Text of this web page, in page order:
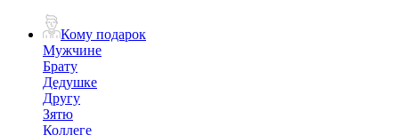
Кому подарок
Мужчине
Брату
Дедушке
Другу
Зятю
Коллеге